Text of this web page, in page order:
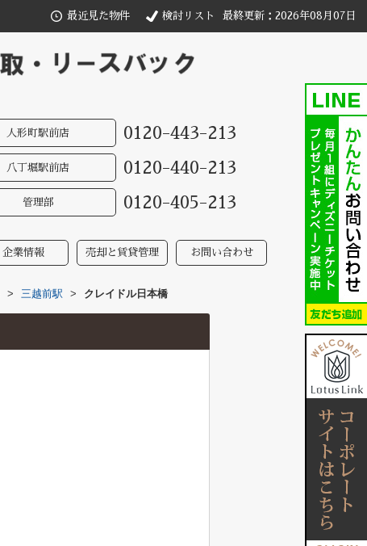
最近見た物件 検討リスト 最終更新：2026年08月07日
人形町駅前店 0120-443-213
八丁堀駅前店 0120-440-213
管理部 0120-405-213
企業情報 売却と賃貸管理 お問い合わせ
> 三越前駅 > クレイドル日本橋